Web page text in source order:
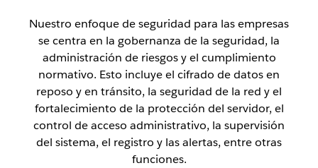
Nuestro enfoque de seguridad para las empresas
se centra en la gobernanza de la seguridad, la
administración de riesgos y el cumplimiento
normativo. Esto incluye el cifrado de datos en
reposo y en tránsito, la seguridad de la red y el
fortalecimiento de la protección del servidor, el
control de acceso administrativo, la supervisión
del sistema, el registro y las alertas, entre otras
funciones.